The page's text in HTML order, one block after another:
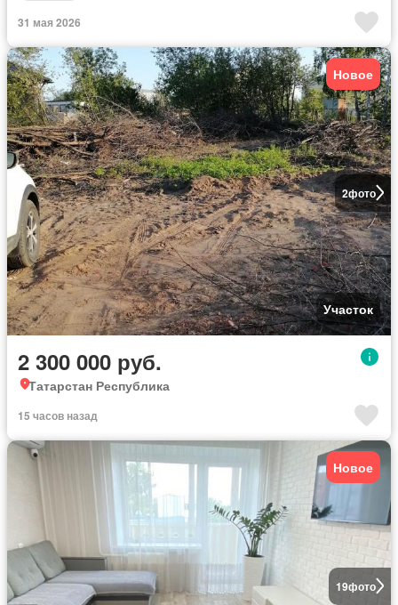
31 мая 2026
2фото
Новое
Участок
2 300 000 руб.
Татарстан Республика
15 часов назад
19фото
Новое